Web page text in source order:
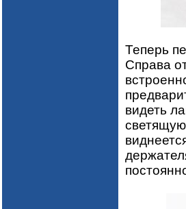
Теперь
Справа
видеть